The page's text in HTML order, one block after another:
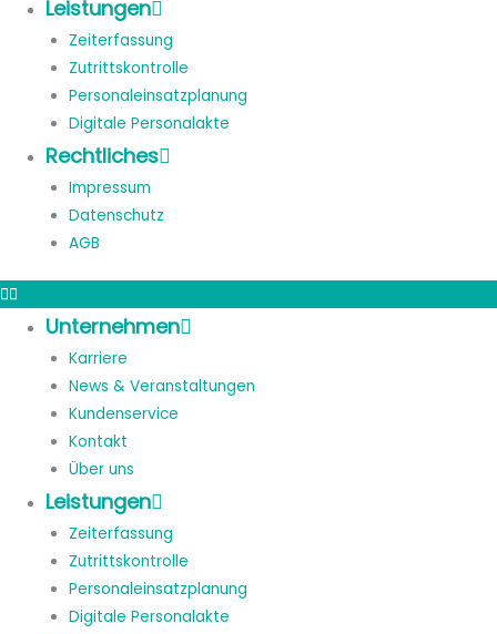
Leistungen
Zeiterfassung
Zutrittskontrolle
Personaleinsatzplanung
Digitale Personalakte
Rechtliches
Impressum
Datenschutz
AGB
Unternehmen
Karriere
News & Veranstaltungen
Kundenservice
Kontakt
Über uns
Leistungen
Zeiterfassung
Zutrittskontrolle
Personaleinsatzplanung
Digitale Personalakte